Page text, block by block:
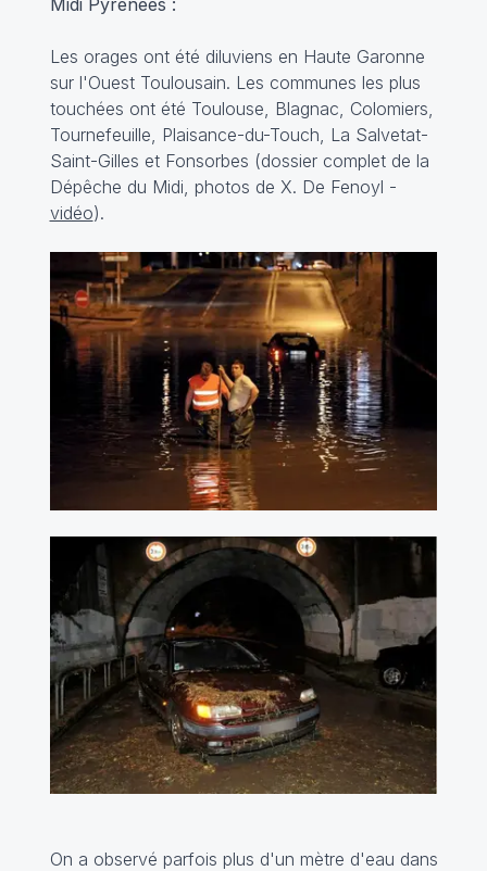
Midi Pyrénées :
Les orages ont été diluviens en Haute Garonne
sur l'Ouest Toulousain. Les communes les plus
touchées ont été Toulouse, Blagnac, Colomiers,
Tournefeuille, Plaisance-du-Touch, La Salvetat-
Saint-Gilles et Fonsorbes (dossier completde la
Dépêche du Midi, photos de X. De Fenoyl -
vidéo).
On a observé parfois plus d'un mètre d'eau dans